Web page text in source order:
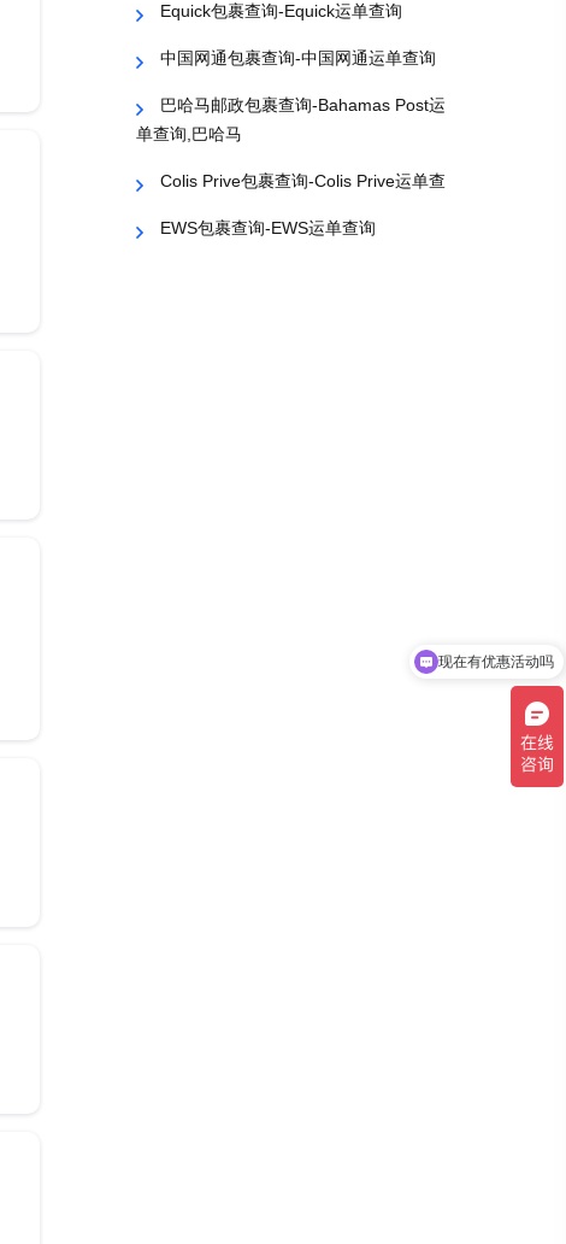
Equick包裹查询-Equick运单查询
中国网通包裹查询-中国网通运单查询
巴哈马邮政包裹查询-Bahamas Post运
单查询,巴哈马
Colis Prive包裹查询-Colis Prive运单查
EWS包裹查询-EWS运单查询
可以介绍下你们的产品么